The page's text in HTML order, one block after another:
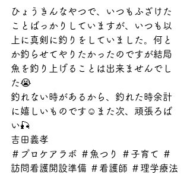
ひょうきんなやつで、いつもふざけた
ことばっかりしていますが、いつも以
上に真剣に釣りをしていました。何と
か釣らせてやりたかったのですが結局
魚を釣り上げることは出来ませんでし
た😭
釣れない時があるから、釣れた時余計
に嬉しいものです☺️また次、頑張ろば
い🎣
吉田義孝
＃プロケアラボ ＃魚つり ＃子育て ＃
訪問看護開設準備 ＃看護師 ＃理学療法